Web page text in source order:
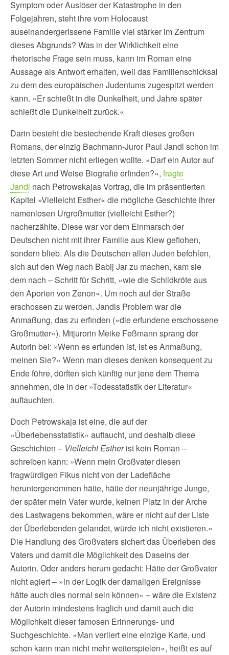
Symptom oder Auslöser der Katastrophe in den
Folgejahren, steht ihre vom Holocaust
auseinandergerissene Familie viel stärker im Zentrum
dieses Abgrunds? Was in der Wirklichkeit eine
rhetorische Frage sein muss, kann im Roman eine
Aussage als Antwort erhalten, weil das Familienschicksal
zu dem des europäischen Judentums zugespitzt werden
kann. »Er schießt in die Dunkelheit, und Jahre später
schießt die Dunkelheit zurück.«
Darin besteht die bestechende Kraft dieses großen
Romans, der einzig Bachmann-Juror Paul Jandl schon im
letzten Sommer nicht erliegen wollte. »Darf ein Autor auf
diese Art und Weise Biografie erfinden?«, fragte
Jandl nach Petrowskajas Vortrag, die im präsentierten
Kapitel »Vielleicht Esther« die mögliche Geschichte ihrer
namenlosen Urgroßmutter (vielleicht Esther?)
nacherzählte. Diese war vor dem Einmarsch der
Deutschen nicht mit ihrer Familie aus Kiew geflohen,
sondern blieb. Als die Deutschen allen Juden befohlen,
sich auf den Weg nach Babij Jar zu machen, kam sie
dem nach – Schritt für Schritt, »wie die Schildkröte aus
den Aporien von Zenon«. Um noch auf der Straße
erschossen zu werden. Jandls Problem war die
Anmaßung, das zu erfinden (»die erfundene erschossene
Großmutter«). Mitjurorin Meike Feßmann sprang der
Autorin bei: »Wenn es erfunden ist, ist es Anmaßung,
meinen Sie?« Wenn man dieses denken konsequent zu
Ende führe, dürften sich künftig nur jene dem Thema
annehmen, die in der »Todesstatistik der Literatur«
auftauchten.
Doch Petrowskaja ist eine, die auf der
»Überlebensstatistik« auftaucht, und deshalb diese
Geschichten – Vielleicht Estherist kein Roman –
schreiben kann: »Wenn mein Großvater diesen
fragwürdigen Fikus nicht von der Ladefläche
heruntergenommen hätte, hätte der neunjährige Junge,
der später mein Vater wurde, keinen Platz in der Arche
des Lastwagens bekommen, wäre er nicht auf der Liste
der Überlebenden gelandet, würde ich nicht existieren.«
Die Handlung des Großvaters sichert das Überleben des
Vaters und damit die Möglichkeit des Daseins der
Autorin. Oder anders herum gedacht: Hätte der Großvater
nicht agiert – »in der Logik der damaligen Ereignisse
hätte auch dies normal sein können« – wäre die Existenz
der Autorin mindestens fraglich und damit auch die
Möglichkeit dieser famosen Erinnerungs- und
Suchgeschichte. »Man verliert eine einzige Karte, und
schon kann man nicht mehr weiterspielen«, heißt es auf